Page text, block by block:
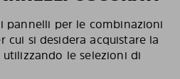
pannelli per le combinazioni
cui si desidera acquistare la
le selezioni di